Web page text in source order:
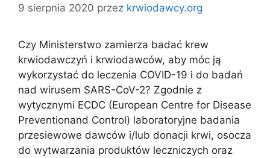
9 sierpnia 2020 przez krwiodawcy.org
Czy Ministerstwo zamierza badać krew
krwiodawczyń i krwiodawców, aby móc ją
wykorzystać do leczenia COVID-19 i do badań
nad wirusem SARS-CoV-2? Zgodnie z
wytycznymi ECDC (European Centre for Disease
Preventionand Control) laboratoryjne badania
przesiewowe dawców i/lub donacji krwi, osocza
do wytwarzania produktów leczniczych oraz